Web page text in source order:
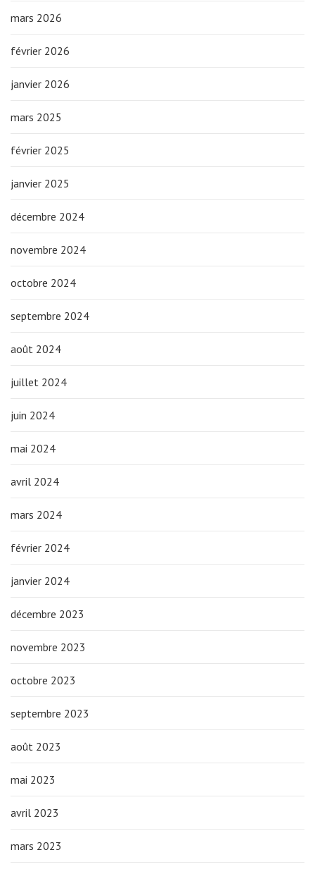
mars 2026
février 2026
janvier 2026
mars 2025
février 2025
janvier 2025
décembre 2024
novembre 2024
octobre 2024
septembre 2024
août 2024
juillet 2024
juin 2024
mai 2024
avril 2024
mars 2024
février 2024
janvier 2024
décembre 2023
novembre 2023
octobre 2023
septembre 2023
août 2023
mai 2023
avril 2023
mars 2023